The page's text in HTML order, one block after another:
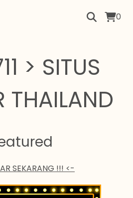
0
> SITUS
THAILAND
SEKARANG !!! <-